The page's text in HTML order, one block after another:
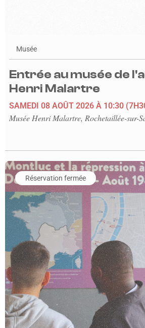
Musée
Entrée au musée de
Henri Malartre
SAMEDI 08 AOÛT 2026 À 10:30
Musée Henri Malartre, Rochetaillée-sur-
En savoir plus sur l'événement Visite
Réservation fermée